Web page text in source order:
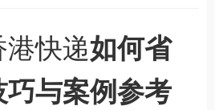
快递如何省
与案例参考